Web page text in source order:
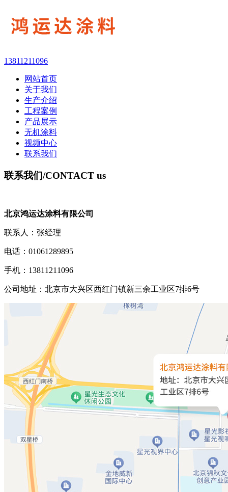
13811211096
网站首页
关于我们
生产介绍
工程案例
产品展示
无机涂料
视频中心
联系我们
联系我们/CONTACT us
北京鸿运达涂料有限公司
联系人：张经理
电话：01061289895
手机：13811211096
公司地址：北京市大兴区西红门镇新三余工业区7排6号